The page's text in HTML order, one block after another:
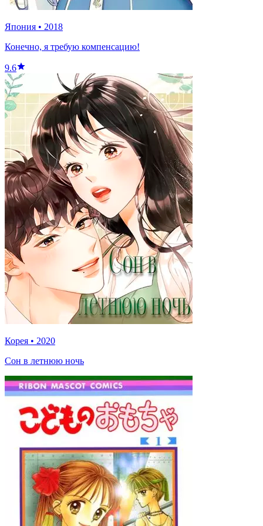
Япония • 2018
Конечно, я требую компенсацию!
9.6
Корея • 2020
Сон в летнюю ночь